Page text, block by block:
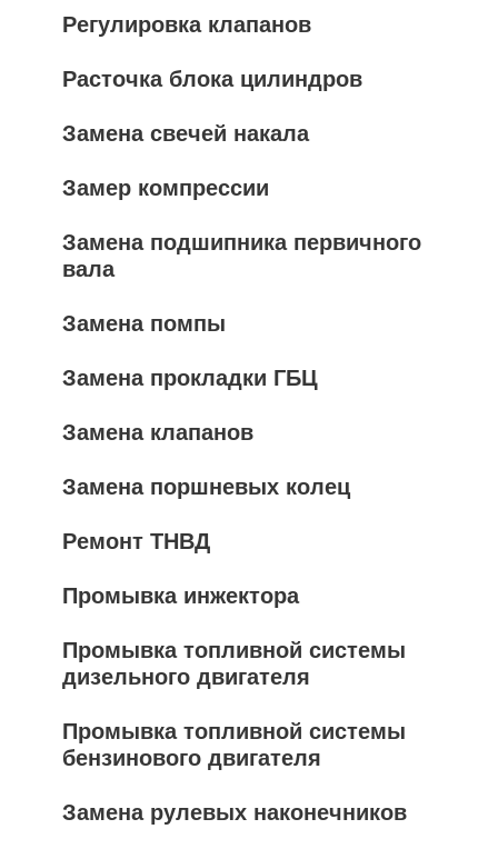
Регулировка клапанов
Расточка блока цилиндров
Замена свечей накала
Замер компрессии
Замена подшипника первичного
вала
Замена помпы
Замена прокладки ГБЦ
Замена клапанов
Замена поршневых колец
Ремонт ТНВД
Промывка инжектора
Промывка топливной системы
дизельного двигателя
Промывка топливной системы
бензинового двигателя
Замена рулевых наконечников